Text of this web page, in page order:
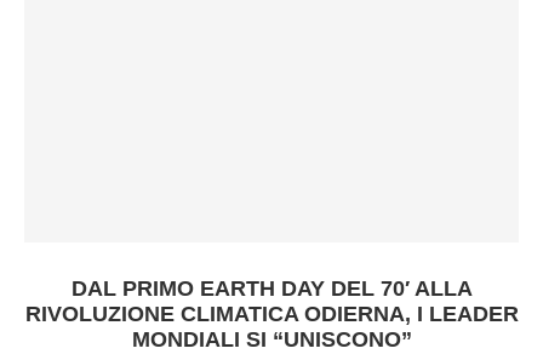
DAL PRIMO EARTH DAY DEL 70′ ALLA
RIVOLUZIONE CLIMATICA ODIERNA, I LEADER
MONDIALI SI “UNISCONO”